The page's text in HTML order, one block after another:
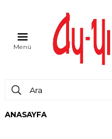
Menü
ANASAYFA